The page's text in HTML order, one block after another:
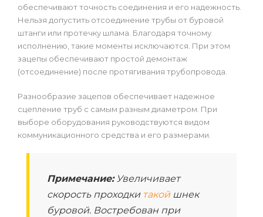
обеспечивают точность соединения и его надежность.
Нельзя допустить отсоединение трубы от буровой
штанги или протечку шлама. Благодаря точному
исполнению, такие моменты исключаются. При этом
зацепы обеспечивают простой демонтаж
(отсоединение) после протягивания трубопровода.
Разнообразие зацепов обеспечивает надежное
сцепление труб с самым разным диаметром. При
выборе оборудования руководствуются видом
коммуникационного средства и его размерами.
Примечание:Увеличивает
скорость проходки такойшнек
буровой. Востребован при